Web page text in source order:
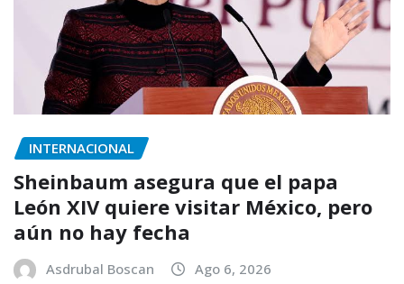
INTERNACIONAL
Sheinbaum asegura que el papa
León XIV quiere visitar México, pero
aún no hay fecha
Asdrubal Boscan Ago 6, 2026